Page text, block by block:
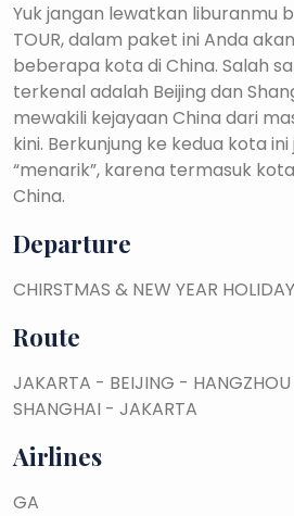
Yuk jangan lewatkan liburanmu
TOUR, dalam paket ini Anda
beberapa kota di China. Salah
terkenal adalah Beijing dan
mewakili kejayaan China dari
kini. Berkunjung ke kedua kota
“menarik”, karena termasuk
China.
Departure
CHIRSTMAS & NEW YEAR
Route
JAKARTA - BEIJING -
SHANGHAI - JAKARTA
Airlines
GA